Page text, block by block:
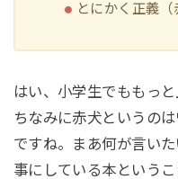
とにかく正義（
はい、小学生でももっ
ちなみに赤犬というの
ですね。まあ何が言い
事にしている本という